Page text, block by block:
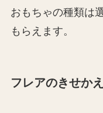
おもちゃの種類は
もらえます。
フレアのきせか